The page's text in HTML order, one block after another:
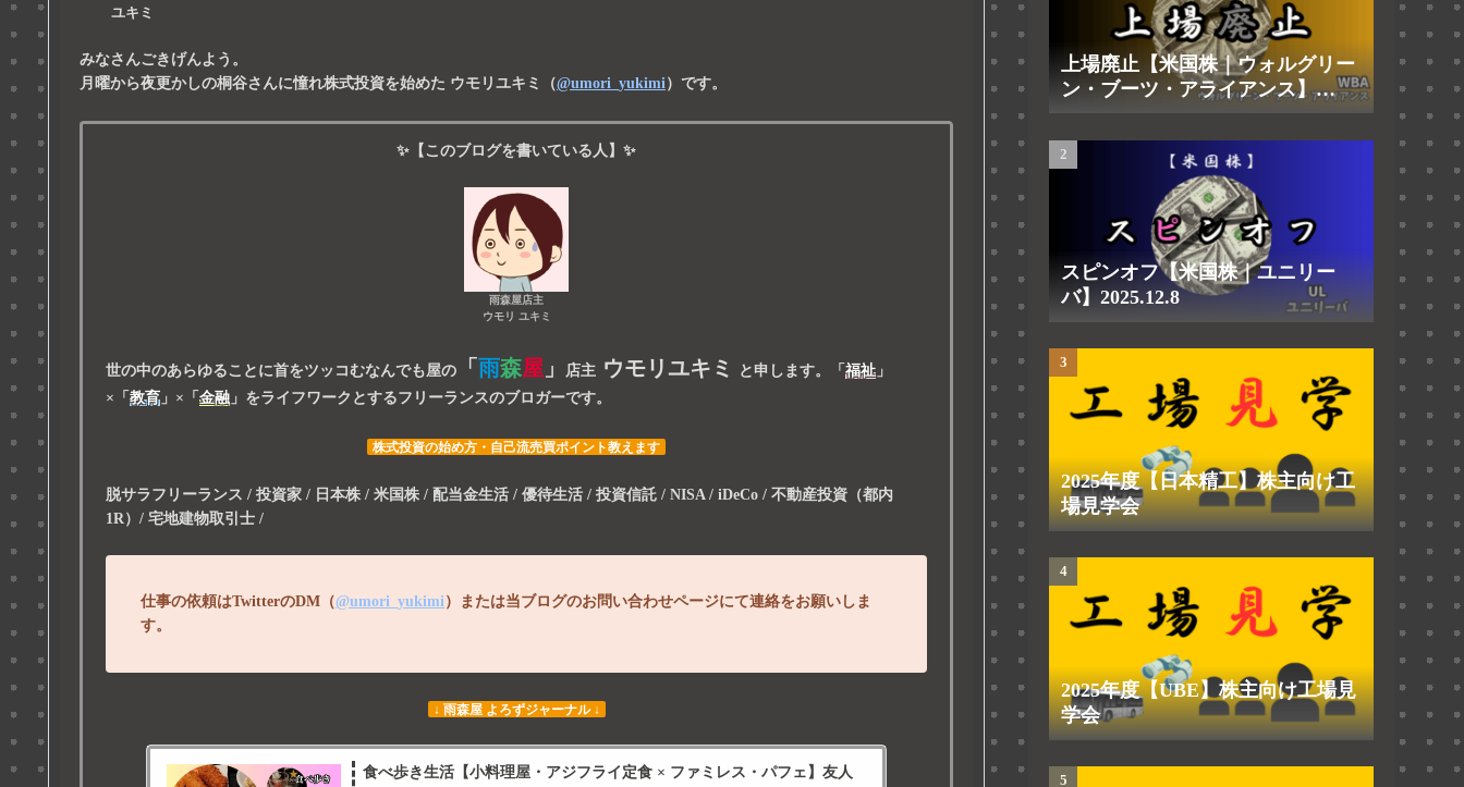
ユキミ
みなさんごきげんよう。
月曜から夜更かしの桐谷さんに憧れ株式投資を始めた ウモリユキミ （@umori_yukimi）です。
✨【このブログを書いている人】✨
雨森屋店主
ウモリ ユキミ
世の中のあらゆることに首をツッコむなんでも屋の 「 雨森屋 」 店主 ウモリユキミ と申します。 「 福祉 」
× 「 教育 」 × 「 金融 」 をライフワークとするフリーランスのブロガーです。
株式投資の始め方・自己流売買ポイント教えます
脱サラフリーランス / 投資家 / 日本株 / 米国株 / 配当金生活 / 優待生活 / 投資信託 / NISA / iDeCo / 不動産投資（都内
1R）/ 宅地建物取引士 /
仕事の依頼はTwitterのDM（@umori_yukimi）または当ブログのお問い合わせページにて連絡をお願いしま
す。
↓ 雨森屋 よろずジャーナル ↓
食べ歩き生活【小料理屋・アジフライ定食 × ファミレス・パフェ】友人
上場廃止【米国株｜ウォルグリー
ン・ブーツ・アライアンス】
スピンオフ【米国株｜ユニリー
バ】2025.12.8
2025年度【日本精工】株主向け工
場見学会
2025年度【UBE】株主向け工場見
学会